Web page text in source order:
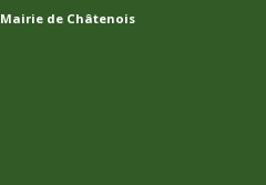
Mairie de Châtenois